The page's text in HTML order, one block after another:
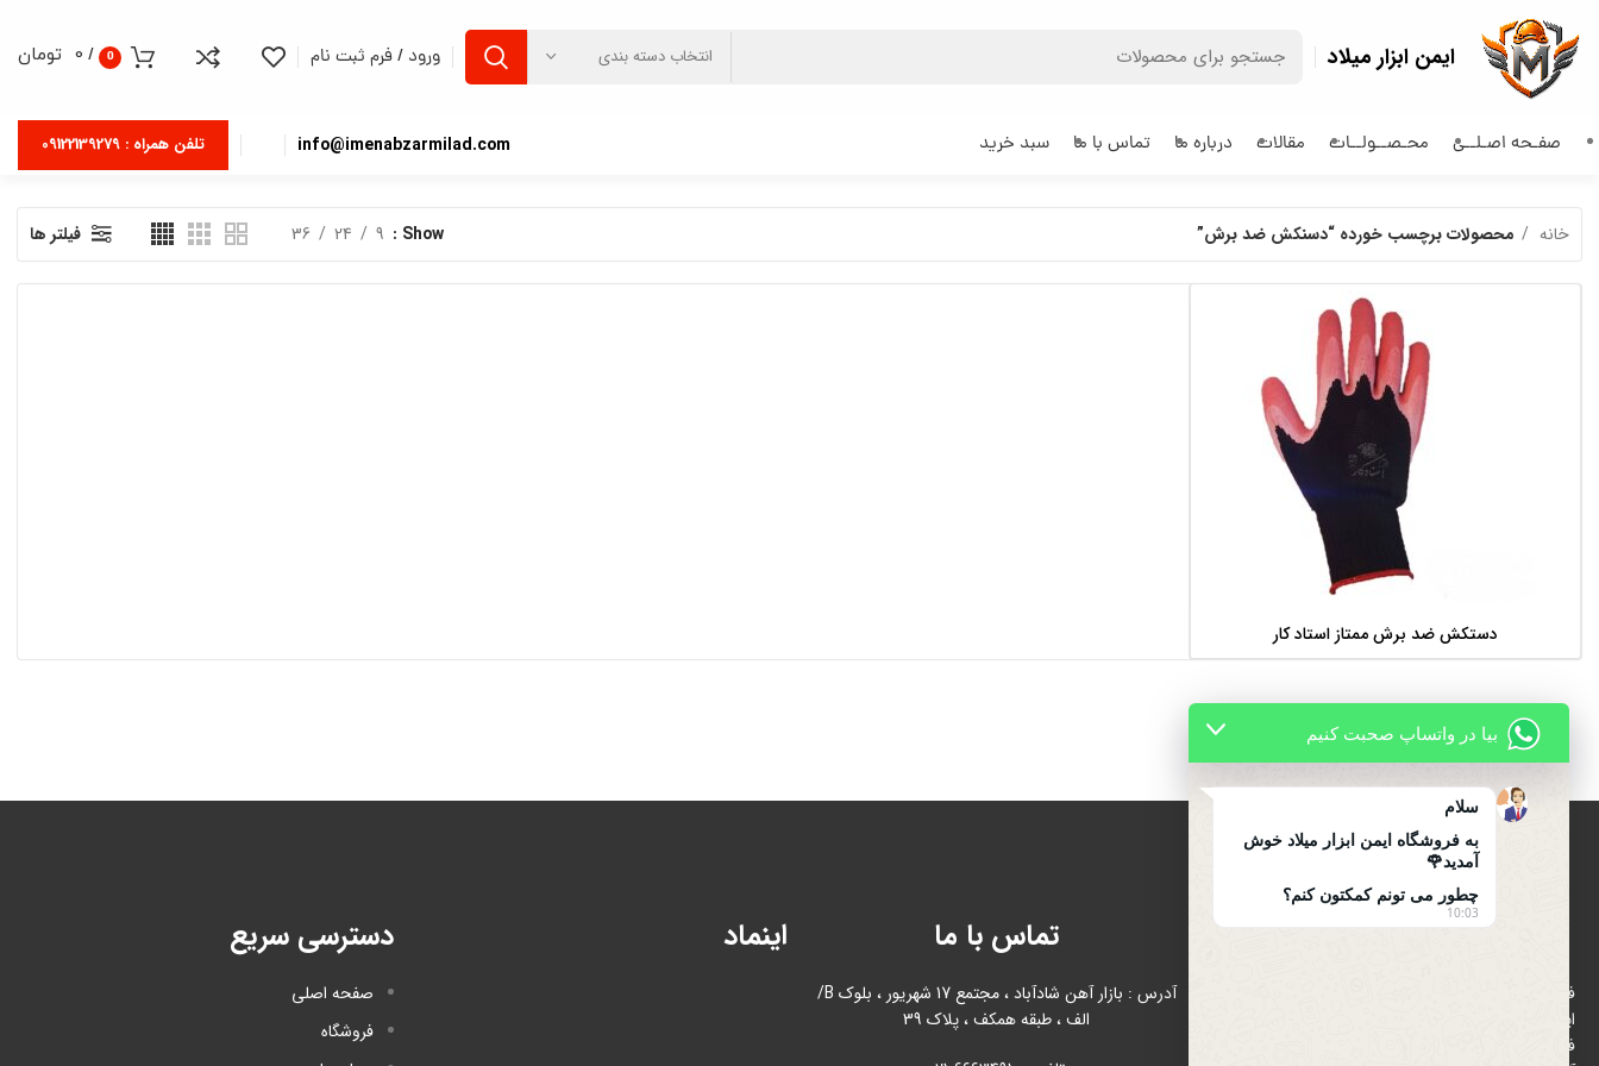
ایمن ابزار میلاد انتخاب دسته بندی ورود / فرم ثبت نام 0
/
0 تومان
صفـحه اصـلــی محـصــولــات مقالات درباره ما تماس با ما سبد خرید info@imenabzarmilad.com تلفن همراه : 09122139279
خانه محصولات برچسب خورده “دسنکش ضد برش” Show
9
24
36 فیلتر ها
اطلاعات بیشتر
دستکش ضد برش ممتاز استاد کار
درباره ایمن ابزار میلاد
فروشگاه ایمن ابزار میلاد با هدف رواج استفاده از تجهیزات
فروش تجهیزات ایمنی و ترافیکی در بازار شاد آباد ( بازار
تماس با ما
آدرس : بازار آهن شادآباد ، مجتمع 17 شهریور ، بلوک B/
الف ، طبقه همکف ، پلاک 39
اینماد دسترسی سریع
صفحه اصلی
فروشگاه
بیا در واتساپ صحبت کنیم
سلام
به فروشگاه ایمن ابزار میلاد خوش
آمدید🌹
چطور می تونم کمکتون کنم؟
10:03